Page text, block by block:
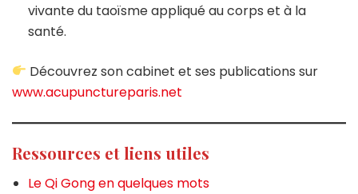
vivante du taoïsme appliqué au corps et à la
santé.
Découvrez son cabinet et ses publications sur
www.acupunctureparis.net
Ressources et liens utiles
Le Qi Gong en quelques mots